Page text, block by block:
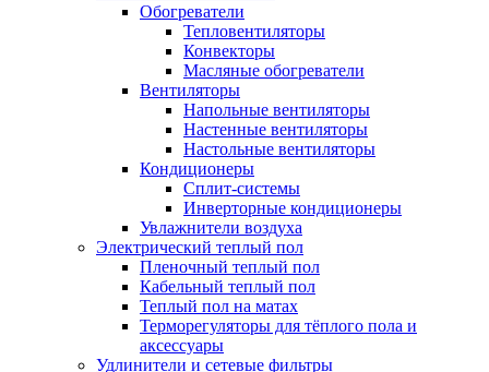
Обогреватели
Тепловентиляторы
Конвекторы
Масляные обогреватели
Вентиляторы
Напольные вентиляторы
Настенные вентиляторы
Настольные вентиляторы
Кондиционеры
Сплит-системы
Инверторные кондиционеры
Увлажнители воздуха
Электрический теплый пол
Пленочный теплый пол
Кабельный теплый пол
Теплый пол на матах
Терморегуляторы для тёплого пола и
аксессуары
Удлинители и сетевые фильтры